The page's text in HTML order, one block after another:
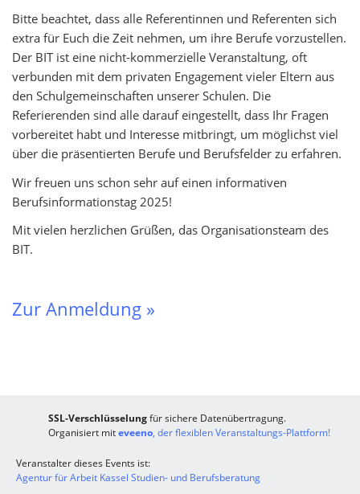
Bitte beachtet, dass alle Referentinnen und Referenten sich
extra für Euch die Zeit nehmen, um ihre Berufe vorzustellen.
Der BIT ist eine nicht-kommerzielle Veranstaltung, oft
verbunden mit dem privaten Engagement vieler Eltern aus
den Schulgemeinschaften unserer Schulen. Die
Referierenden sind alle darauf eingestellt, dass Ihr Fragen
vorbereitet habt und Interesse mitbringt, um möglichst viel
über die präsentierten Berufe und Berufsfelder zu erfahren.
Wir freuen uns schon sehr auf einen informativen
Berufsinformationstag 2025!
Mit vielen herzlichen Grüßen, das Organisationsteam des
BIT.
Zur Anmeldung »
SSL-Verschlüsselungfür sichere Datenübertragung.
Organisiert miteveeno, der flexiblen Veranstaltungs-Plattform!
Veranstalter dieses Events ist:
Agentur für Arbeit Kassel Studien- und Berufsberatung